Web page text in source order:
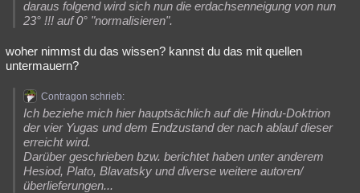
daraus folgend wird sich nun die erdachsenneigung von nun
23° !!! auf 0° "normalisieren".
woher nimmst du das wissen? kannst du das mit quellen
untermauern?
Contragon schrieb:
Ich beziehe mich hier hauptsächlich auf die Hindu-Doktrion
der vier Yugas und dem Endzustand der nach ablauf dieser
erreicht wird.
Darüber geschrieben bzw. berichtet haben unter anderem
Hesiod, Plato, Blavatsky und diverse weitere autoren/
überlieferungen...